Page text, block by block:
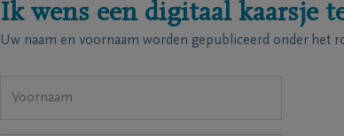
Ik wens een digitaal kaarsje
Uw naam en voornaam worden gepubliceerd onder het